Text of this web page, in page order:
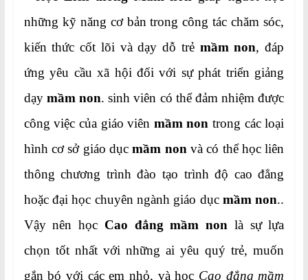
những kỹ năng cơ bản trong công tác chăm sóc,
kiến thức cốt lõi và dạy dỗ trẻ mầm non, đáp
ứng yêu cầu xã hội đối với sự phát triển giảng
dạy mầm non. sinh viên có thể đảm nhiệm được
công việc của giáo viên mầm nontrong các loại
hình cơ sở giáo dụcmầm nonvà có thể học liên
thông chương trình đào tạo trình độ cao đẳng
hoặc đại học chuyên ngành giáo dục mầm non..
Vậy nên học Cao đẳng mầm non là sự lựa
chọn tốt nhất với những ai yêu quý trẻ, muốn
gắn bó với các em nhỏ, và học Cao đẳng mầm